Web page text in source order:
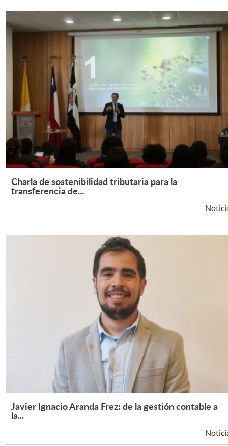
Leer Más +
Charla de sostenibilidad tributaria para la
transferencia de...
Leer Más +
Javier Ignacio Aranda Frez: de la gestión contable a
la...